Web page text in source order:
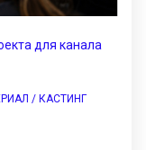
для канала
/ КАСТИНГ